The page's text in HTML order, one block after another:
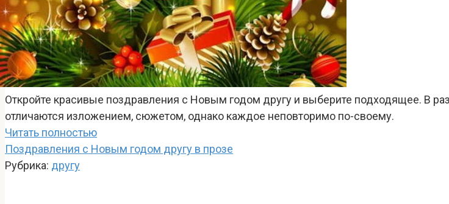
Откройте красивые поздравления с Новым годом другу и выберите подходящее. В
отличаются изложением, сюжетом, однако каждое неповторимо по-своему.
Читать полностью
Поздравления с Новым годом другу в прозе
Рубрика: другу